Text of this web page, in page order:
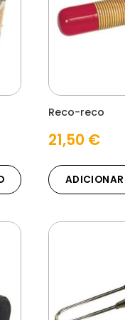
Reco-reco
21,50 €